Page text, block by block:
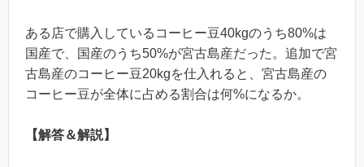
ある店で購入しているコーヒー豆40kgのうち80%は
国産で、国産のうち50%が宮古島産だった。追加で宮
古島産のコーヒー豆20kgを仕入れると、宮古島産の
コーヒー豆が全体に占める割合は何%になるか。
【解答＆解説】